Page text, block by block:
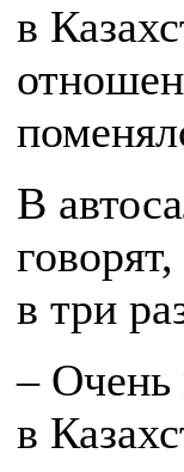
в
В
в три
– Очень
в